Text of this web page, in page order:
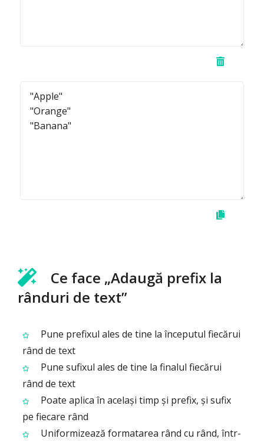
Ce face „Adaugă prefix la
rânduri de text”
Pune prefixul ales de tine la începutul fiecărui
rând de text
Pune sufixul ales de tine la finalul fiecărui
rând de text
Poate aplica în același timp și prefix, și sufix
pe fiecare rând
Uniformizează formatarea rând cu rând, într-